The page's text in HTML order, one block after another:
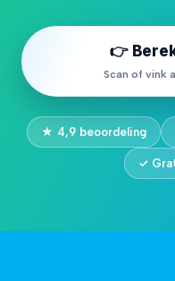
👉
Scan of vink
★ 4,9 beoordeling
✓